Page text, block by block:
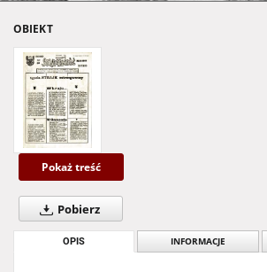
OBIEKT
Pokaż treść
Pobierz
OPIS INFORMACJE